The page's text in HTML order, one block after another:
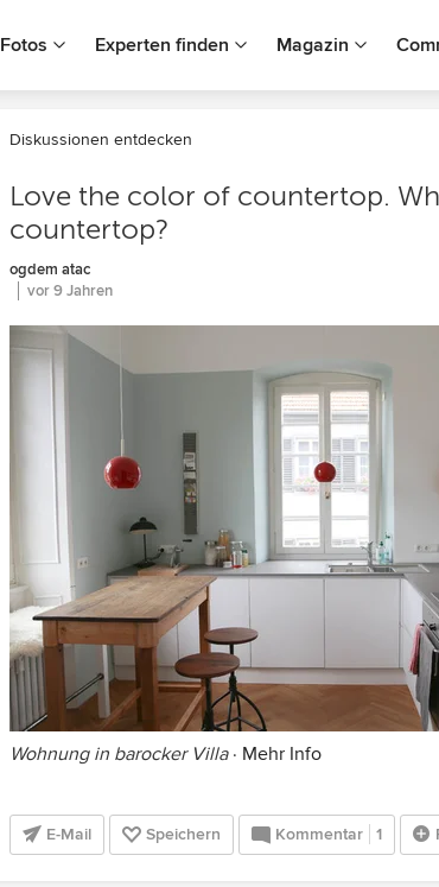
Fotos Experten finden Magazin
Diskussionen entdecken
Love the color of countertop.
countertop?
ogdem atac
vor 9 Jahren
Wohnung in barocker Villa· Mehr Info
E-Mail Speichern Kommentar 1